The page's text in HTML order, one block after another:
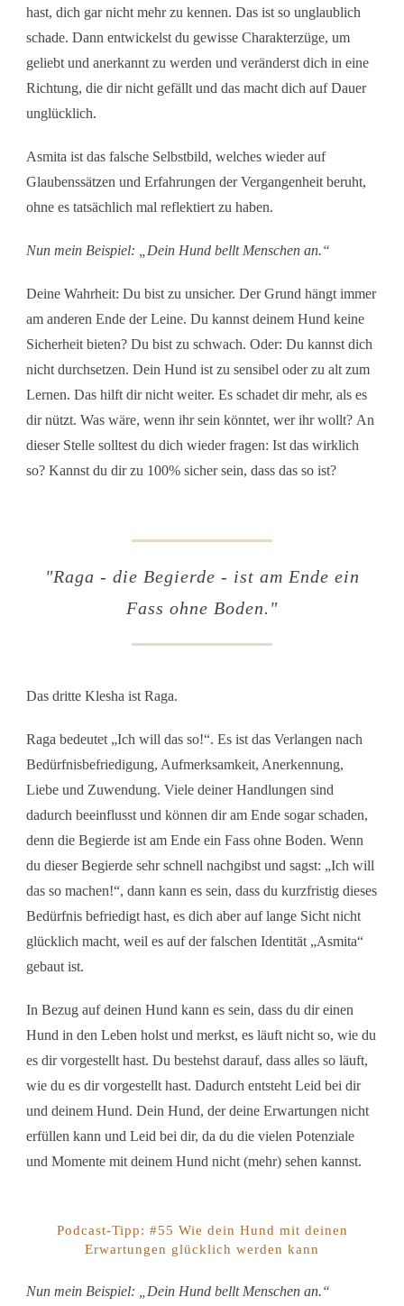
hast, dich gar nicht mehr zu kennen. Das ist so unglaublich
schade. Dann entwickelst du gewisse Charakterzüge, um
geliebt und anerkannt zu werden und veränderst dich in eine
Richtung, die dir nicht gefällt und das macht dich auf Dauer
unglücklich.
Asmita ist das falsche Selbstbild, welches wieder auf
Glaubenssätzen und Erfahrungen der Vergangenheit beruht,
ohne es tatsächlich mal reflektiert zu haben.
Nun mein Beispiel: „Dein Hund bellt Menschen an.“
Deine Wahrheit: Du bist zu unsicher. Der Grund hängt immer
am anderen Ende der Leine. Du kannst deinem Hund keine
Sicherheit bieten? Du bist zu schwach. Oder: Du kannst dich
nicht durchsetzen. Dein Hund ist zu sensibel oder zu alt zum
Lernen. Das hilft dir nicht weiter. Es schadet dir mehr, als es
dir nützt. Was wäre, wenn ihr sein könntet, wer ihr wollt? An
dieser Stelle solltest du dich wieder fragen: Ist das wirklich
so? Kannst du dir zu 100% sicher sein, dass das so ist?
"Raga - die Begierde - ist am Ende ein
Fass ohne Boden."
Das dritte Klesha ist Raga.
Raga bedeutet „Ich will das so!“. Es ist das Verlangen nach
Bedürfnisbefriedigung, Aufmerksamkeit, Anerkennung,
Liebe und Zuwendung. Viele deiner Handlungen sind
dadurch beeinflusst und können dir am Ende sogar schaden,
denn die Begierde ist am Ende ein Fass ohne Boden. Wenn
du dieser Begierde sehr schnell nachgibst und sagst: „Ich will
das so machen!“, dann kann es sein, dass du kurzfristig dieses
Bedürfnis befriedigt hast, es dich aber auf lange Sicht nicht
glücklich macht, weil es auf der falschen Identität „Asmita“
gebaut ist.
In Bezug auf deinen Hund kann es sein, dass du dir einen
Hund in den Leben holst und merkst, es läuft nicht so, wie du
es dir vorgestellt hast. Du bestehst darauf, dass alles so läuft,
wie du es dir vorgestellt hast. Dadurch entsteht Leid bei dir
und deinem Hund. Dein Hund, der deine Erwartungen nicht
erfüllen kann und Leid bei dir, da du die vielen Potenziale
und Momente mit deinem Hund nicht (mehr) sehen kannst.
Podcast-Tipp: #55 Wie dein Hund mit deinen
Erwartungen glücklich werden kann
Nun mein Beispiel: „Dein Hund bellt Menschen an.“